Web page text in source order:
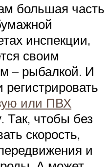
большая часть
инспекции,
своим
– рыбалкой. И
или ПВХ
Так, чтобы без
скорость,
и